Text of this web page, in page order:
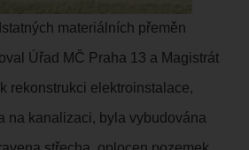
materiálních přeměn
Úřad MČ Praha 13 a Magistrát
rekonstrukci elektroinstalace,
na kanalizaci, byla vybudována